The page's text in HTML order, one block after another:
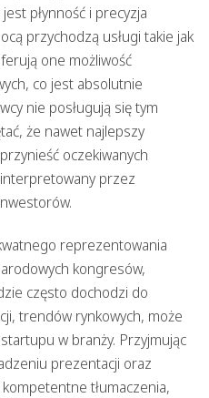
płynność i precyzja
przychodzą usługi takie jak
one możliwość
co jest absolutnie
nie posługują się tym
że nawet najlepszy
oczekiwanych
przez
reprezentowania
kongresów,
często dochodzi do
trendów rynkowych, może
w branży. Przyjmując
prezentacji oraz
tłumaczenia,